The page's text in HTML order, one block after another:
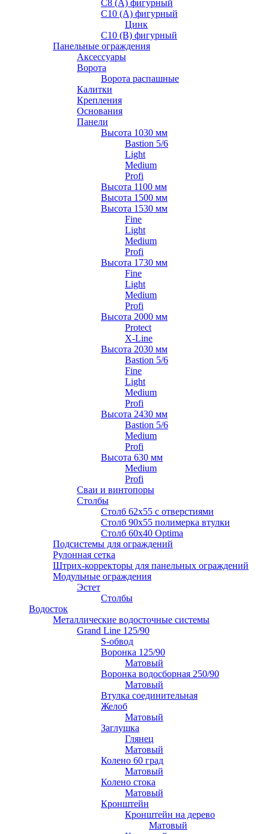
С8 (A) фигурный
С10 (A) фигурный
Цинк
С10 (В) фигурный
Панельные ограждения
Аксессуары
Ворота
Ворота распашные
Калитки
Крепления
Основания
Панели
Высота 1030 мм
Bastion 5/6
Light
Medium
Profi
Высота 1100 мм
Высота 1500 мм
Высота 1530 мм
Fine
Light
Medium
Profi
Высота 1730 мм
Fine
Light
Medium
Profi
Высота 2000 мм
Protect
X-Line
Высота 2030 мм
Bastion 5/6
Fine
Light
Medium
Profi
Высота 2430 мм
Bastion 5/6
Medium
Profi
Высота 630 мм
Medium
Profi
Сваи и винтопоры
Столбы
Cтолб 62х55 с отверстиями
Cтолб 90х55 полимерка втулки
Столб 60х40 Optima
Подсистемы для ограждений
Рулонная сетка
Штрих-корректоры для панельных ограждений
Модульные ограждения
Эстет
Столбы
Водосток
Металлические водосточные системы
Grand Line 125/90
S-обвод
Воронка 125/90
Матовый
Воронка водосборная 250/90
Матовый
Втулка соединительная
Желоб
Матовый
Заглушка
Глянец
Матовый
Колено 60 град
Матовый
Колено стока
Матовый
Кронштейн
Кронштейн на дерево
Матовый